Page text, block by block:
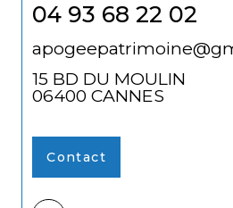
04 93 68 22 02
15 BD DU MOULIN
06400 CANNES
Contact